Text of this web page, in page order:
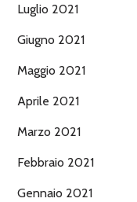
Luglio 2021
Giugno 2021
Maggio 2021
Aprile 2021
Marzo 2021
Febbraio 2021
Gennaio 2021